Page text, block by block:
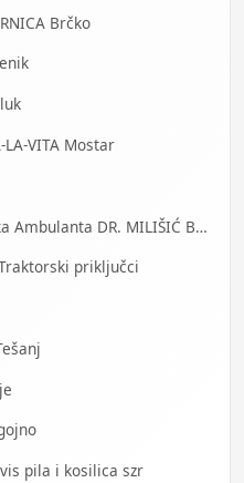
Brčko
VITA Mostar
Z.U. Specijalistička Pedijatrijska Ambulanta DR. MILIŠIĆ Banja Luka
priključci
pila i kosilica szr